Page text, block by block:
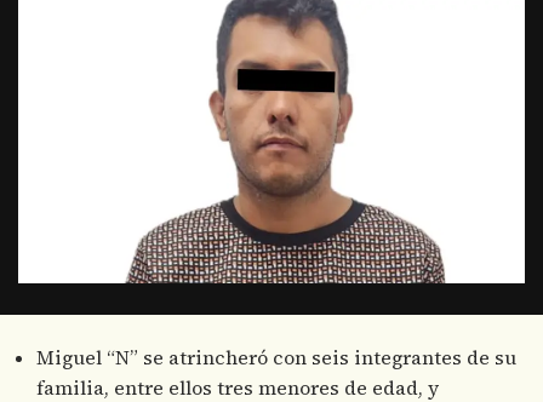
Miguel “N” se atrincheró con seis integrantes de su
familia, entre ellos tres menores de edad, y